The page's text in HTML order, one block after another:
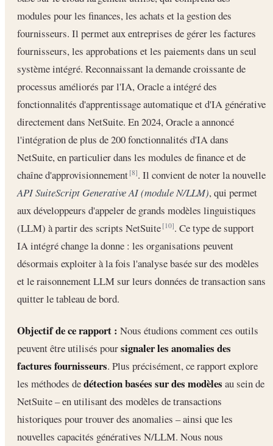
modules pour les finances, les achats et la gestion des
fournisseurs. Il permet aux entreprises de gérer les factures
fournisseurs, les approbations et les paiements dans un seul
système intégré. Reconnaissant la demande croissante de
processus améliorés par l'IA, Oracle a intégré des
fonctionnalités d'apprentissage automatique et d'IA générative
directement dans NetSuite. En 2024, Oracle a annoncé
l'intégration de plus de 200 fonctionnalités d'IA dans
NetSuite, en particulier dans les modules de finance et de
chaîne d'approvisionnement[8]. Il convient de noter la nouvelle
API SuiteScript Generative AI (module N/LLM), qui permet
aux développeurs d'appeler de grands modèles linguistiques
(LLM) à partir des scripts NetSuite[10]. Ce type de support
IA intégré change la donne : les organisations peuvent
désormais exploiter à la fois l'analyse basée sur des modèles
et le raisonnement LLM sur leurs données de transaction sans
quitter le tableau de bord.
Objectif de ce rapport : Nous étudions comment ces outils
peuvent être utilisés poursignaler les anomalies des
factures fournisseurs. Plus précisément, ce rapport explore
les méthodes dedétection basées sur des modèles au sein de
NetSuite – en utilisant des modèles de transactions
historiques pour trouver des anomalies – ainsi que les
nouvelles capacités génératives N/LLM. Nous nous